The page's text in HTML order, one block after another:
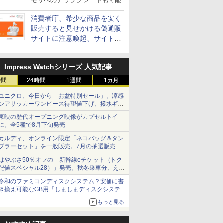
消費者庁、希少な商品を安く
販売すると見せかける偽通販
サイトに注意喚起、サイト名
Impress Watchシリーズ 人気記事
24時間 1週間 1カ月
ニクロ、今日から「お盆特別セール」。涼感
アサッカーワンピース待望値下げ、撥水ギア
ョーツは1990円に
映の歴代オープニング映像がカプセルトイ
。全5種で8月下旬発売
ルディ、オンライン限定「ネコバッグ＆タン
ラーセット」を一般販売。7月の抽選販売の
選無効分
やぶさ50％オフの「新幹線eチケット（トク
値スペシャル28）」発売。秋冬乗車分、えき
っと限定
和のファミコンディスクシステム？安価に書
換え可能なGB用「しましまディスクシステ
もっと見る